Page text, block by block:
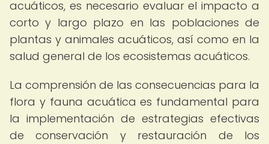
acuáticos, es necesario evaluar el impacto a
corto y largo plazo en las poblaciones de
plantas y animales acuáticos, así como en la
salud general de los ecosistemas acuáticos.
La comprensión de las consecuencias para la
flora y fauna acuática es fundamental para
la implementación de estrategias efectivas
de conservación y restauración de los